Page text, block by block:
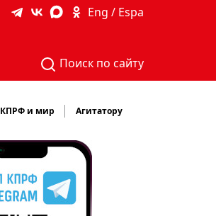
Eng / Espa
Поиск по сайту
КПРФ и мир Агитатору